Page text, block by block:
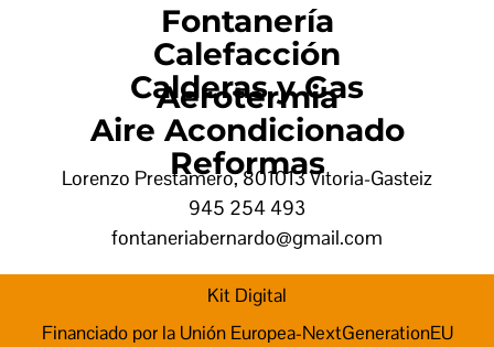
Fontanería
Calefacción
Calderas y Gas
Aerotermia
Aire Acondicionado
Reformas
Lorenzo Prestamero, 801013 Vitoria-Gasteiz
945 254 493
fontaneriabernardo@gmail.com
Kit Digital
Financiado por la Unión Europea-NextGenerationEU